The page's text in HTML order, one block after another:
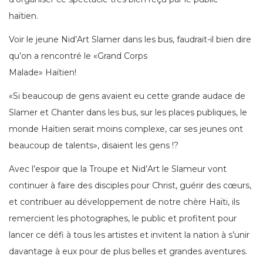
haïtien.
Voir le jeune Nid’Art Slamer dans les bus, faudrait-il bien dire
qu’on a rencontré le «Grand Corps
Malade» Haïtien!
«Si beaucoup de gens avaient eu cette grande audace de
Slamer et Chanter dans les bus, sur les places publiques, le
monde Haïtien serait moins complexe, car ses jeunes ont
beaucoup de talents», disaient les gens !?
Avec l’espoir que la Troupe et Nid’Art le Slameur vont
continuer à faire des disciples pour Christ, guérir des cœurs,
et contribuer au développement de notre chère Haïti, ils
remercient les photographes, le public et profitent pour
lancer ce défi à tous les artistes et invitent la nation à s’unir
davantage à eux pour de plus belles et grandes aventures.